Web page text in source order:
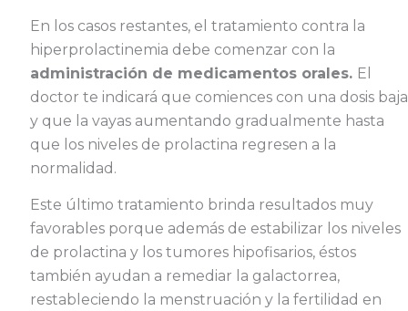
En los casos restantes, el tratamiento contra la
hiperprolactinemia debe comenzar con la
administración de medicamentos orales. El
doctor te indicará que comiences con una dosis baja
y que la vayas aumentando gradualmente hasta
que los niveles de prolactina regresen a la
normalidad.
Este último tratamiento brinda resultados muy
favorables porque además de estabilizar los niveles
de prolactina y los tumores hipofisarios, éstos
también ayudan a remediar la galactorrea,
restableciendo la menstruación y la fertilidad en